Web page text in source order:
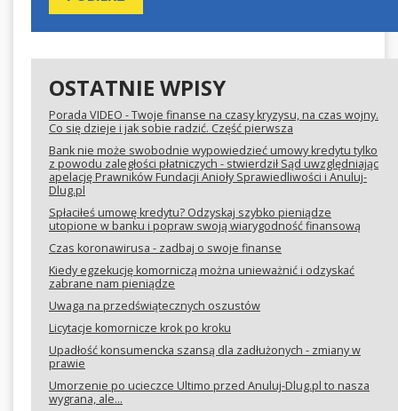
OSTATNIE WPISY
Porada VIDEO - Twoje finanse na czasy kryzysu, na czas wojny.
Co się dzieje i jak sobie radzić. Część pierwsza
Bank nie może swobodnie wypowiedzieć umowy kredytu tylko
z powodu zaległości płatniczych - stwierdził Sąd uwzględniając
apelację Prawników Fundacji Anioły Sprawiedliwości i Anuluj-
Dlug.pl
Spłaciłeś umowę kredytu? Odzyskaj szybko pieniądze
utopione w banku i popraw swoją wiarygodność finansową
Czas koronawirusa - zadbaj o swoje finanse
Kiedy egzekucję komorniczą można unieważnić i odzyskać
zabrane nam pieniądze
Uwaga na przedświątecznych oszustów
Licytacje komornicze krok po kroku
Upadłość konsumencka szansą dla zadłużonych - zmiany w
prawie
Umorzenie po ucieczce Ultimo przed Anuluj-Dlug.pl to nasza
wygrana, ale...